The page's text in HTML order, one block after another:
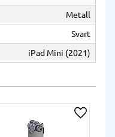
Metall
Svart
iPad Mini (2021)
Lägg till